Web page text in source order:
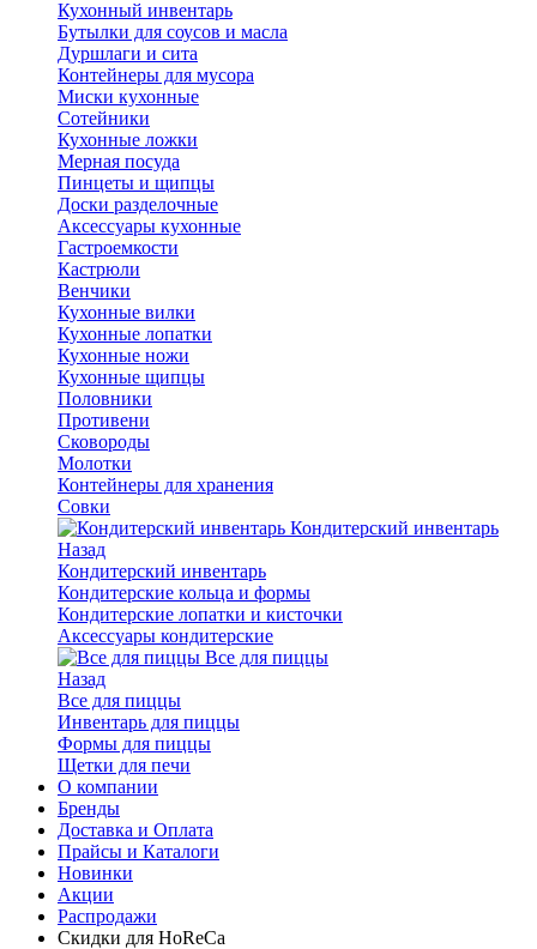
Кухонный инвентарь
Бутылки для соусов и масла
Дуршлаги и сита
Контейнеры для мусора
Миски кухонные
Сотейники
Кухонные ложки
Мерная посуда
Пинцеты и щипцы
Доски разделочные
Аксессуары кухонные
Гастроемкости
Кастрюли
Венчики
Кухонные вилки
Кухонные лопатки
Кухонные ножи
Кухонные щипцы
Половники
Противени
Сковороды
Молотки
Контейнеры для хранения
Совки
Кондитерский инвентарь
Назад
Кондитерский инвентарь
Кондитерские кольца и формы
Кондитерские лопатки и кисточки
Аксессуары кондитерские
Все для пиццы
Назад
Все для пиццы
Инвентарь для пиццы
Формы для пиццы
Щетки для печи
О компании
Бренды
Доставка и Оплата
Прайсы и Каталоги
Новинки
Акции
Распродажи
Скидки для HoReCa